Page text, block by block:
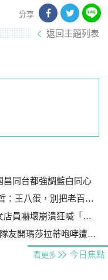
分享
返回主題列表
同台都強調藍白同心
蛋，別把老百姓當白痴
潰狂喊「手機在哪？」
瑪莎拉蒂咆哮遭警壓制
看更多 今日焦點